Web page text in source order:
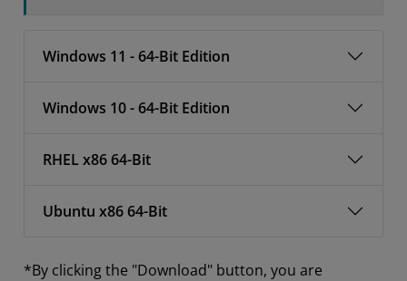
Windows 11 - 64-Bit Edition
Windows 10 - 64-Bit Edition
RHEL x86 64-Bit
Ubuntu x86 64-Bit
*By clicking the "Download" button, you are